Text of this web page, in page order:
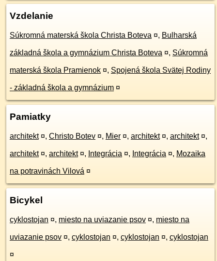
Vzdelanie
Súkromná materská škola Christa Boteva ¤, Bulharská
základná škola a gymnázium Christa Boteva ¤, Súkromná
materská škola Pramienok ¤, Spojená škola Svätej Rodiny
- základná škola a gymnázium ¤
Pamiatky
architekt ¤, Christo Botev ¤, Mier ¤, architekt ¤, architekt ¤,
architekt ¤, architekt ¤, Integrácia ¤, Integrácia ¤, Mozaika
na potravinách Vilová ¤
Bicykel
cyklostojan ¤, miesto na uviazanie psov ¤, miesto na
uviazanie psov ¤, cyklostojan ¤, cyklostojan ¤, cyklostojan
¤